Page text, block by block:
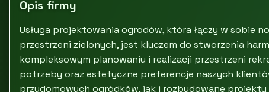
Opis firmy
Usługa projektowania ogrodów, która łączy w sobie
przestrzeni zielonych, jest kluczem do stworzenia
kompleksowym planowaniu i realizacji przestrzeni
potrzeby oraz estetyczne preferencje naszych
przydomowych ogródków, jak i rozbudowane